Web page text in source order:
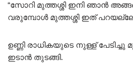
“സോറി മുത്തശ്ശി ഇനി ഞാൻ
വരുമ്പോൾ മുത്തശ്ശി ഇത് പറയല്ലേ
ഉണ്ണി രാധികയുടെ നുള്ള് പേടിച്ചു
ഇടാൻ തുടങ്ങി.